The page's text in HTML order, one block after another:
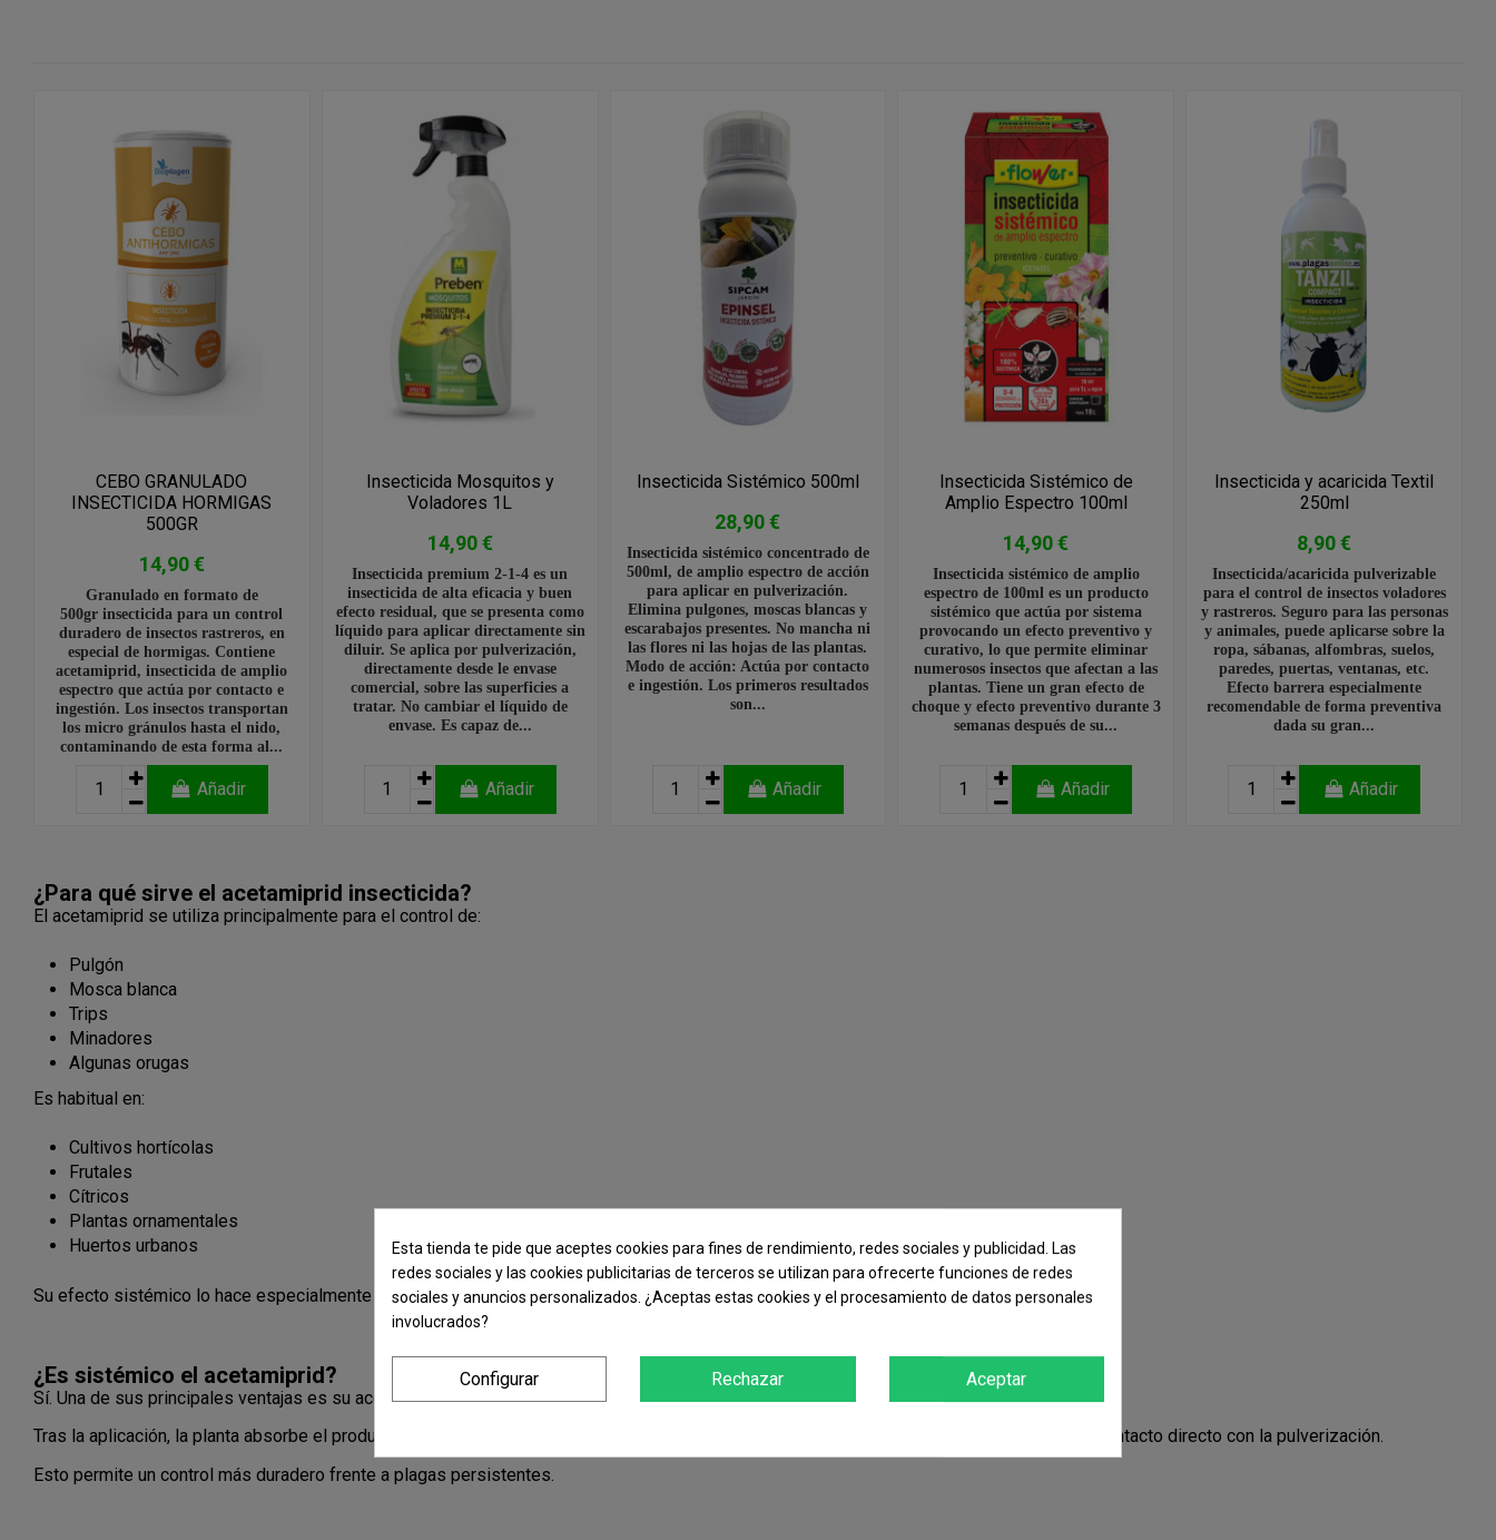
CEBO GRANULADO
INSECTICIDA HORMIGAS
500GR
14,90 €
Granulado en formato de
500gr insecticida para un control
duradero de insectos rastreros, en
especial de hormigas. Contiene
acetamiprid, insecticida de amplio
espectro que actúa por contacto e
ingestión. Los insectos transportan
los micro gránulos hasta el nido,
contaminando de esta forma al...
Añadir
Insecticida Mosquitos y
Voladores 1L
14,90 €
Insecticida premium 2-1-4 es un
insecticida de alta eficacia y buen
efecto residual, que se presenta como
líquido para aplicar directamente sin
diluir. Se aplica por pulverización,
directamente desde le envase
comercial, sobre las superficies a
tratar. No cambiar el líquido de
envase. Es capaz de...
Añadir
Insecticida Sistémico 500ml
28,90 €
Insecticida sistémico concentrado de
500ml, de amplio espectro de acción
para aplicar en pulverización.
Elimina pulgones, moscas blancas y
escarabajos presentes. No mancha ni
las flores ni las hojas de las plantas.
Modo de acción: Actúa por contacto
e ingestión. Los primeros resultados
son...
Añadir
Insecticida Sistémico de
Amplio Espectro 100ml
14,90 €
Insecticida sistémico de amplio
espectro de 100ml es un producto
sistémico que actúa por sistema
provocando un efecto preventivo y
curativo, lo que permite eliminar
numerosos insectos que afectan a las
plantas. Tiene un gran efecto de
choque y efecto preventivo durante 3
semanas después de su...
Añadir
Insecticida y acaricida Textil
250ml
8,90 €
Insecticida/acaricida pulverizable
para el control de insectos voladores
y rastreros. Seguro para las personas
y animales, puede aplicarse sobre la
ropa, sábanas, alfombras, suelos,
paredes, puertas, ventanas, etc.
Efecto barrera especialmente
recomendable de forma preventiva
dada su gran...
Añadir
¿Para qué sirve el acetamiprid insecticida?
El acetamiprid se utiliza principalmente para el control de:
Pulgón
Mosca blanca
Trips
Minadores
Algunas orugas
Es habitual en:
Cultivos hortícolas
Frutales
Cítricos
Plantas ornamentales
Huertos urbanos
Su efecto sistémico lo hace especialmente eficaz en plagas que se alimentan de la savia.
¿Es sistémico el acetamiprid?
Sí. Una de sus principales ventajas es su acción sistémica.
Tras la aplicación, la planta absorbe el producto y lo distribuye internamente, ofreciendo protección incluso en zonas donde no ha habido contacto directo con la pulverización.
Esto permite un control más duradero frente a plagas persistentes.
Esta tienda te pide que aceptes cookies para fines de rendimiento, redes sociales y publicidad. Las
redes sociales y las cookies publicitarias de terceros se utilizan para ofrecerte funciones de redes
sociales y anuncios personalizados. ¿Aceptas estas cookies y el procesamiento de datos personales
involucrados?
Configurar Rechazar Aceptar